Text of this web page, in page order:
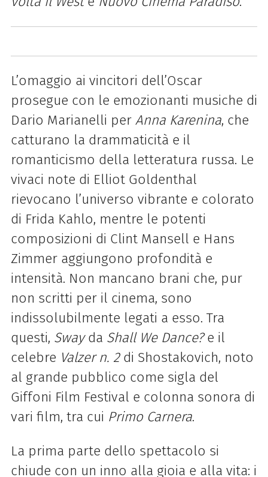
L’omaggio ai vincitori dell’Oscar
prosegue con le emozionanti musiche di
Dario Marianelli per Anna Karenina, che
catturano la drammaticità e il
romanticismo della letteratura russa. Le
vivaci note di Elliot Goldenthal
rievocano l’universo vibrante e colorato
di Frida Kahlo, mentre le potenti
composizioni di Clint Mansell e Hans
Zimmer aggiungono profondità e
intensità. Non mancano brani che, pur
non scritti per il cinema, sono
indissolubilmente legati a esso. Tra
questi, Swayda Shall We Dance?e il
celebre Valzer n. 2di Shostakovich, noto
al grande pubblico come sigla del
Giffoni Film Festival e colonna sonora di
vari film, tra cui Primo Carnera.
La prima parte dello spettacolo si
chiude con un inno alla gioia e alla vita: i